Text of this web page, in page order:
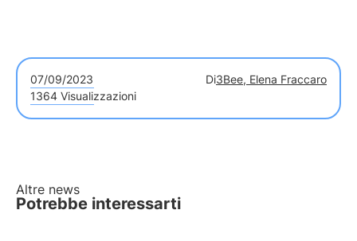
07/09/2023 Di3Bee, Elena Fraccaro
1364 Visualizzazioni
Altre news
Potrebbe interessarti